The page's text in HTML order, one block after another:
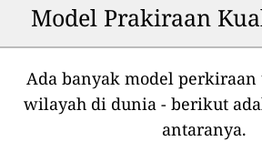
Model Prakiraan
Ada banyak model
wilayah di dunia - berikut
antaranya.